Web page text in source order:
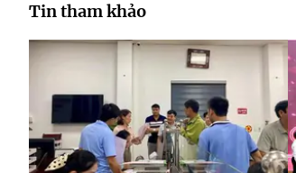
Tin tham khảo